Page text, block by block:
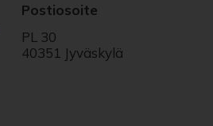
Postiosoite
PL 30
40351 Jyväskylä